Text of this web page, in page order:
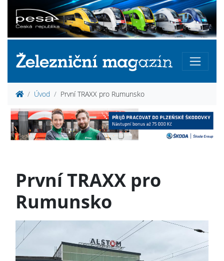
Úvod První TRAXX pro Rumunsko
První TRAXX pro
Rumunsko